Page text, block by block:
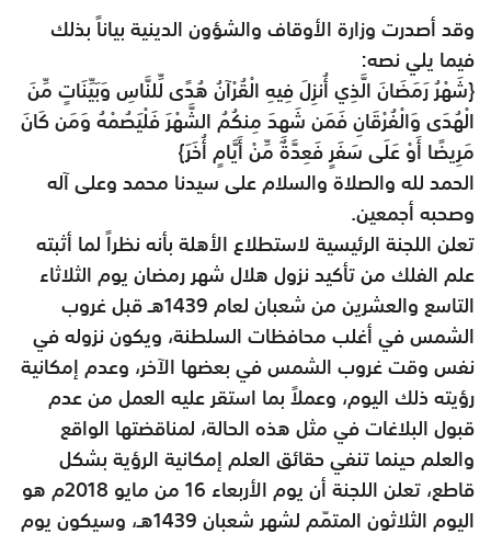
وقد أصدرت وزارة الأوقاف والشؤون الدينية بياناً بذلك
فيما يلي نصه:
{شَهْرُ رَمَضَانَ الَّذِي أُنزِلَ فِيهِ الْقُرْآنُ هُدًى لِّلنَّاسِ وَبَيِّنَاتٍ مِّنَ
الْهُدَى وَالْفُرْقَانِ فَمَن شَهِدَ مِنكُمُ الشَّهْرَ فَلْيَصُمْهُ وَمَن كَانَ
مَرِيضًا أَوْ عَلَى سَفَرٍ فَعِدَّةٌ مِّنْ أَيَّامٍ أُخَرَ}
الحمد لله والصلاة والسلام على سيدنا محمد وعلى آله
وصحبه أجمعين.
تعلن اللجنة الرئيسية لاستطلاع الأهلة بأنه نظراً لما أثبته
علم الفلك من تأكيد نزول هلال شهر رمضان يوم الثلاثاء
التاسع والعشرين من شعبان لعام 1439هـ قبل غروب
الشمس في أغلب محافظات السلطنة، ويكون نزوله في
نفس وقت غروب الشمس في بعضها الآخر، وعدم إمكانية
رؤيته ذلك اليوم، وعملاً بما استقر عليه العمل من عدم
قبول البلاغات في مثل هذه الحالة، لمناقضتها الواقع
والعلم حينما تنفي حقائق العلم إمكانية الرؤية بشكل
قاطع، تعلن اللجنة أن يوم الأربعاء 16 من مايو 2018م هو
اليوم الثلاثون المتمّم لشهر شعبان 1439هـ، وسيكون يوم